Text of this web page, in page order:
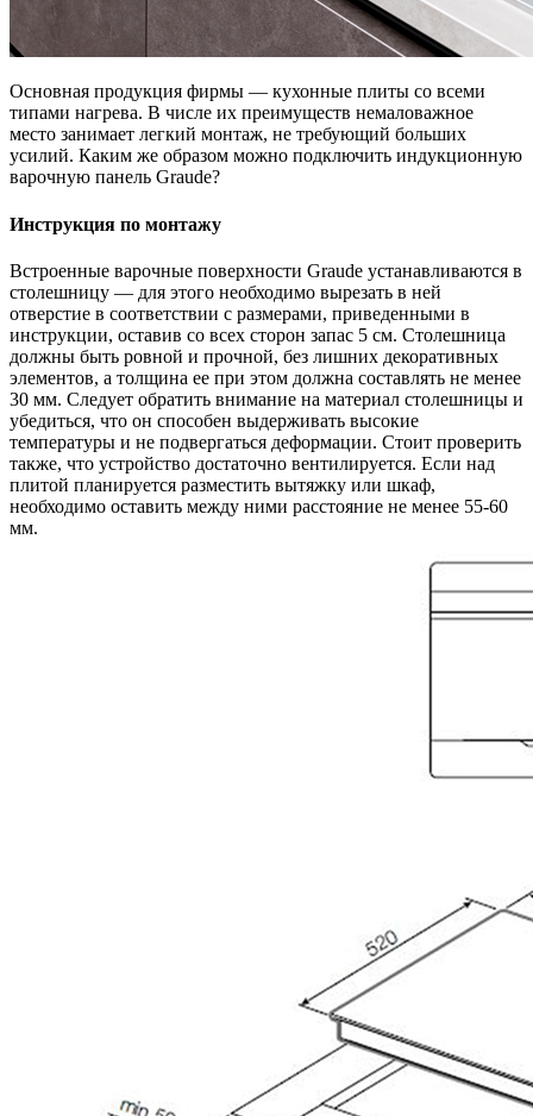
Основная продукция фирмы — кухонные плиты со всеми
типами нагрева. В числе их преимуществ немаловажное
место занимает легкий монтаж, не требующий больших
усилий. Каким же образом можно подключить индукционную
варочную панель Graude?
Инструкция по монтажу
Встроенные варочные поверхности Graude устанавливаются в
столешницу — для этого необходимо вырезать в ней
отверстие в соответствии с размерами, приведенными в
инструкции, оставив со всех сторон запас 5 см. Столешница
должны быть ровной и прочной, без лишних декоративных
элементов, а толщина ее при этом должна составлять не менее
30 мм. Следует обратить внимание на материал столешницы и
убедиться, что он способен выдерживать высокие
температуры и не подвергаться деформации. Стоит проверить
также, что устройство достаточно вентилируется. Если над
плитой планируется разместить вытяжку или шкаф,
необходимо оставить между ними расстояние не менее 55-60
мм.